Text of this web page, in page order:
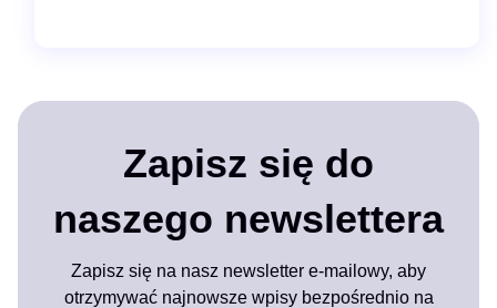
Zapisz się do
naszego newslettera
Zapisz się na nasz newsletter e-mailowy, aby
otrzymywać najnowsze wpisy bezpośrednio na